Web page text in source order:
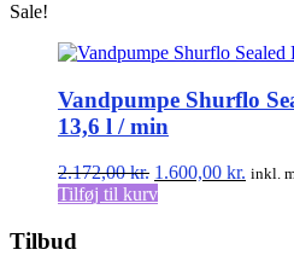
Sale!
Vandpumpe Shurflo
13,6 l / min
2.172,00kr. Den
oprindelige
1.600,00 kr. Den
inkl.
Tilføj til kurv
Tilbud